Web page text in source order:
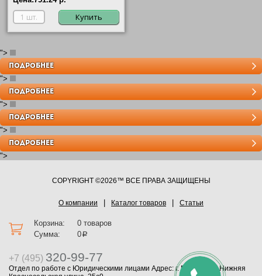
Купить
">
Axolute Овал
ПОДРОБНЕЕ
">
Axolute Овал
ПОДРОБНЕЕ
">
Axolute Овал
ПОДРОБНЕЕ
">
Axolute Овал
ПОДРОБНЕЕ
">
COPYRIGHT ©2026™ ВСЕ ПРАВА ЗАЩИЩЕНЫ
О компании Каталог товаров Статьи
Корзина:
0 товаров
Сумма:
0a
+7 (495) 320-99-77
Отдел по работе с Юридическими лицами Адрес: г. Москва, ул. Нижняя